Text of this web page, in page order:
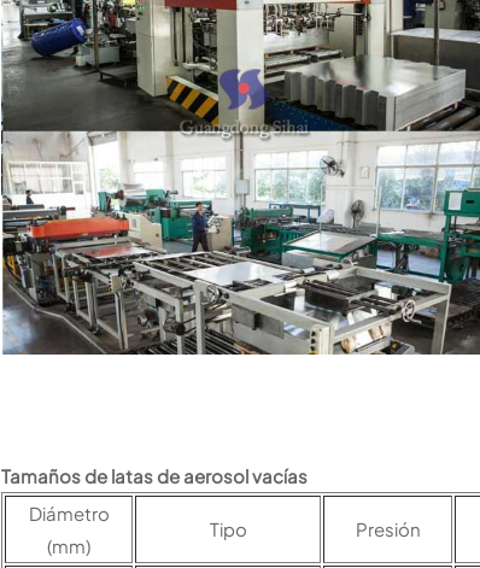
Tamaños de latas de aerosol vacías
Diámetro
(mm)
Tipo Presión